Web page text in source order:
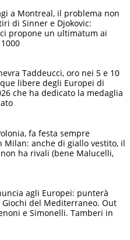
a Montreal, il problema non
di Sinner e Djokovic:
propone un ultimatum ai
Taddeucci, oro nei 5 e 10
libere degli Europei di
che ha dedicato la medaglia
fa festa sempre
Milan: anche di giallo vestito, il
ha rivali (bene Malucelli,
agli Europei: punterà
del Mediterraneo. Out
e Simonelli. Tamberi in